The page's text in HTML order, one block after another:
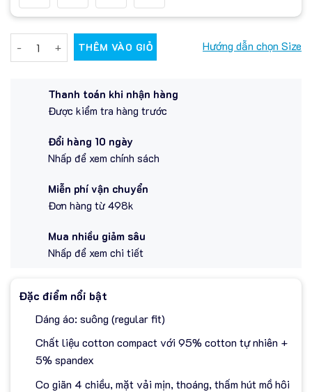
Áo Phông Cotton Màu Trơn (Đơn Sắc 4) quantity
THÊM VÀO GIỎ Hướng dẫn chọn Size
Thanh toán khi nhận hàng
Được kiểm tra hàng trước
Đổi hàng 10 ngày
Nhấp để xem chính sách
Miễn phí vận chuyển
Đơn hàng từ 498k
Mua nhiều giảm sâu
Nhấp để xem chi tiết
Đặc điểm nổi bật
Dáng áo: suông (regular fit)
Chất liệu cotton compact với 95% cotton tự nhiên +
5% spandex
Co giãn 4 chiều, mặt vải mịn, thoáng, thấm hút mồ hôi